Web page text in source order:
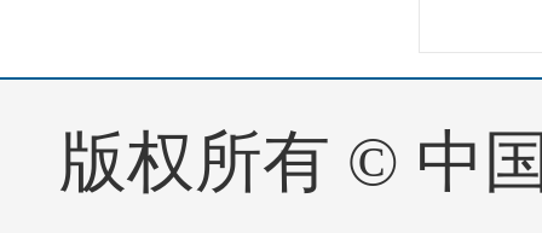
版权所有 © 中